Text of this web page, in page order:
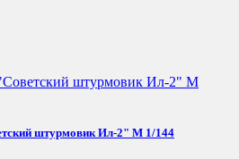
штурмовик Ил-2" М 1/144